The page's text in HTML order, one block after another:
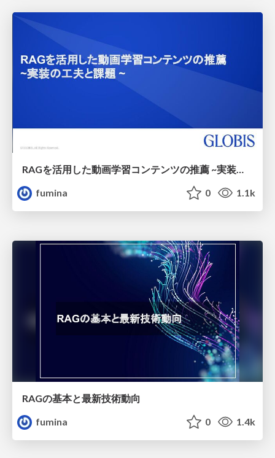
RAGを活用した動画学習コンテンツの推薦 ~実装の工夫と課題~
fumina
0 1.1k
RAGの基本と最新技術動向
fumina
0 1.4k